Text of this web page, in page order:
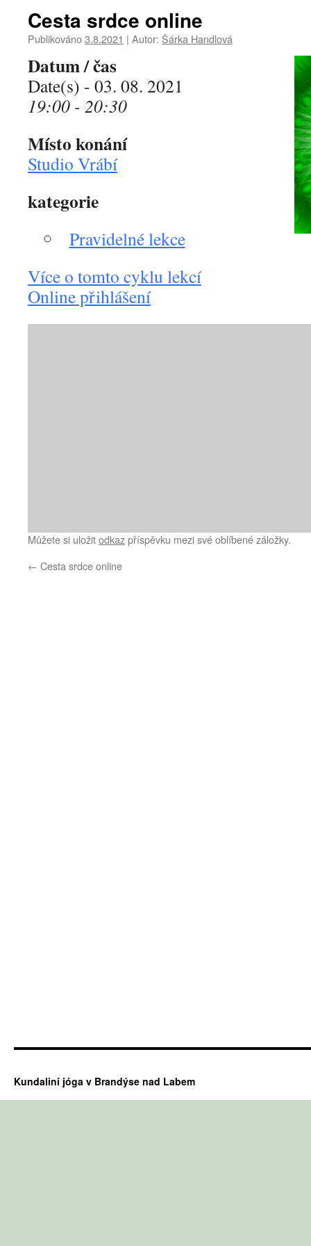
Cesta srdce online
Publikováno3.8.2021 | Autor: Šárka Handlová
Datum / čas
Date(s) - 03. 08. 2021
19:00 - 20:30
Místo konání
Studio Vrábí
kategorie
Pravidelné lekce
Více o tomto cyklu lekcí
Online přihlášení
Můžete si uložitodkazpříspěvku mezi své oblíbené záložky.
← Cesta srdce online
Kundaliní jóga v Brandýse nad Labem